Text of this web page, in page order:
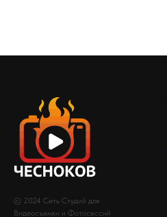
© 2024 Сеть Студий для
Видеосъемки и Фотосессий